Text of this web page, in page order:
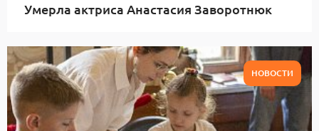
Умерла актриса Анастасия Заворотнюк
НОВОСТИ